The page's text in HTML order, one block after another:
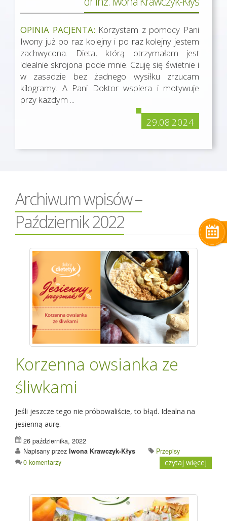
OPINIA PACJENTA: Korzystam z pomocy Pani
Iwony już po raz kolejny i po raz kolejny jestem
zachwycona. Dieta, którą otrzymałam jest
idealnie skrojona pode mnie. Czuję się świetnie i
w zasadzie bez żadnego wysiłku zrzucam
kilogramy. A Pani Doktor wspiera i motywuje
przy każdym ...
29.08.2024
Archiwum wpisów –
Październik 2022
Korzenna owsianka ze
śliwkami
Jeśli jeszcze tego nie próbowaliście, to błąd. Idealna na
jesienną aurę.
26 października, 2022
Napisany przez Iwona Krawczyk-Kłys
Przepisy
0 komentarzy
czytaj więcej